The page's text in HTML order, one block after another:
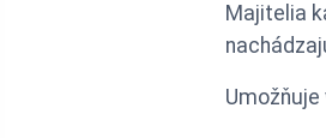
Majitelia